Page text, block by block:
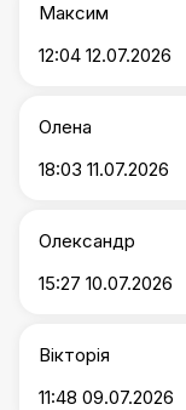
Максим
12:04 12.07.2026
Олена
18:03 11.07.2026
Олександр
15:27 10.07.2026
Вікторія
11:48 09.07.2026